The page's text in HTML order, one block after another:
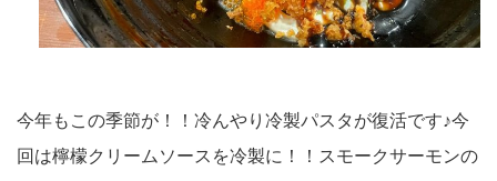
今年もこの季節が！！冷んやり冷製パスタが復活です♪今
回は檸檬クリームソースを冷製に！！スモークサーモンの